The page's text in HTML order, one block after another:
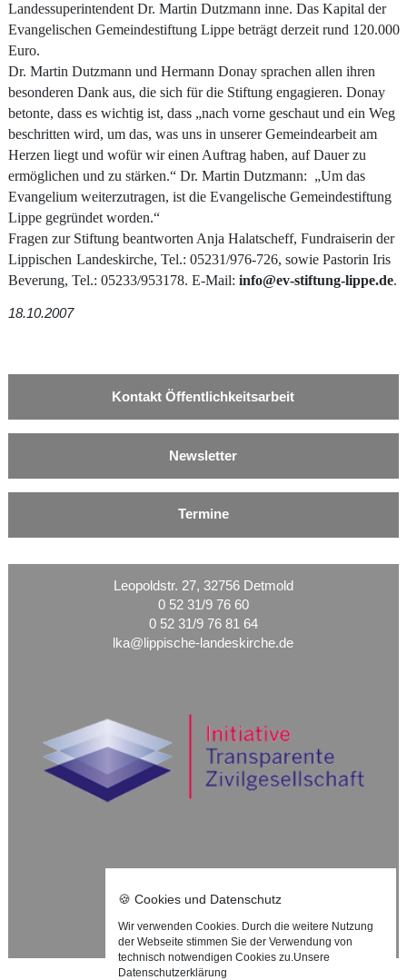
Landessuperintendent Dr. Martin Dutzmann inne. Das Kapital der
Evangelischen Gemeindestiftung Lippe beträgt derzeit rund 120.000
Euro.
Dr. Martin Dutzmann und Hermann Donay sprachen allen ihren
besonderen Dank aus, die sich für die Stiftung engagieren. Donay
betonte, dass es wichtig ist, dass „nach vorne geschaut und ein Weg
beschritten wird, um das, was uns in unserer Gemeindearbeit am
Herzen liegt und wofür wir einen Auftrag haben, auf Dauer zu
ermöglichen und zu stärken.“ Dr. Martin Dutzmann: „Um das
Evangelium weiterzutragen, ist die Evangelische Gemeindestiftung
Lippe gegründet worden.“
Fragen zur Stiftung beantworten Anja Halatscheff, Fundraiserin der
Lippischen Landeskirche, Tel.: 05231/976-726, sowie Pastorin Iris
Beverung, Tel.: 05233/953178. E-Mail: info@ev-stiftung-lippe.de.
18.10.2007
Kontakt Öffentlichkeitsarbeit
Newsletter
Termine
Leopoldstr. 27, 32756 Detmold
0 52 31/9 76 60
0 52 31/9 76 81 64
lka@lippische-landeskirche.de
Datenschutzerklärung
©2025Lippische Landeskirche
🍪 Cookies und Datenschutz
Wir verwenden Cookies. Durch die weitere Nutzung
der Webseite stimmen Sie der Verwendung von
technisch notwendigen Cookies zu. Unsere
Datenschutzerklärung